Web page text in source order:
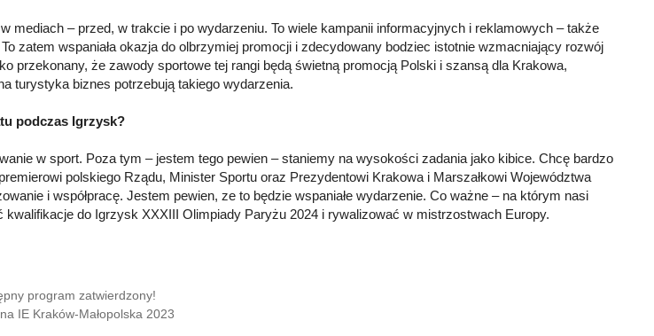
mediach – przed, w trakcie i po wydarzeniu. To wiele kampanii informacyjnych i reklamowych – także
zatem wspaniała okazja do olbrzymiej promocji i zdecydowany bodziec istotnie wzmacniający rozwój
przekonany, że zawody sportowe tej rangi będą świetną promocją Polski i szansą dla Krakowa,
turystyka biznes potrzebują takiego wydarzenia.
podczas Igrzysk?
w sport. Poza tym – jestem tego pewien – staniemy na wysokości zadania jako kibice. Chcę bardzo
polskiego Rządu, Minister Sportu oraz Prezydentowi Krakowa i Marszałkowi Województwa
i współpracę. Jestem pewien, ze to będzie wspaniałe wydarzenie. Co ważne – na którym nasi
kwalifikacje do Igrzysk XXXIII Olimpiady Paryżu 2024 i rywalizować w mistrzostwach Europy.
program zatwierdzony!
IE Kraków-Małopolska 2023